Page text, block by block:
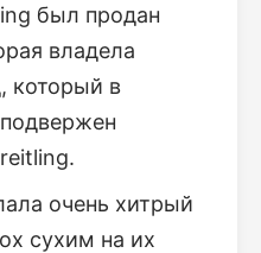
был продан
владела
который в
очень хитрый
сухим на их